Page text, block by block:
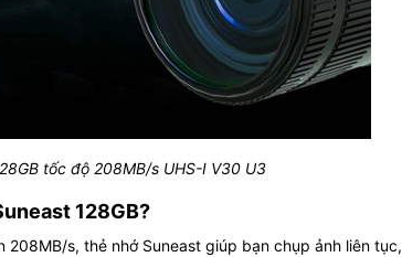
tốc độ 208MB/s UHS-I V30 U3
128GB?
208MB/s, thẻ nhớ Suneast giúp bạn chụp ảnh liên tục,